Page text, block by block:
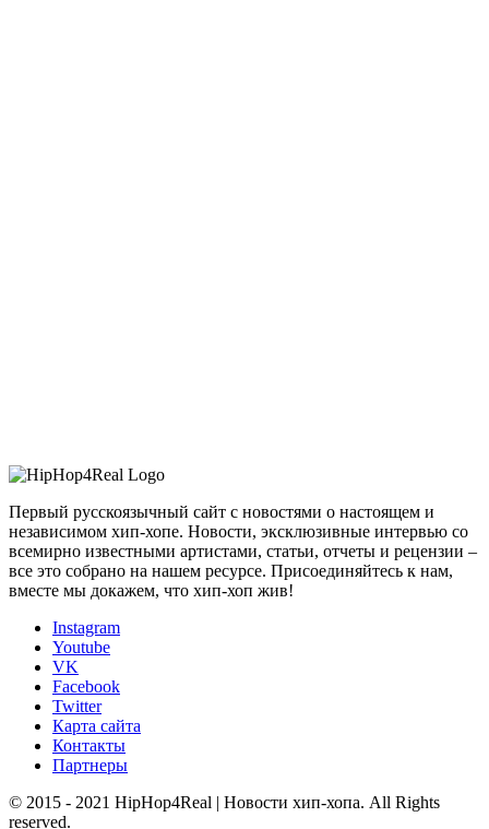
Первый русскоязычный сайт с новостями о настоящем и
независимом хип-хопе. Новости, эксклюзивные интервью со
всемирно известными артистами, статьи, отчеты и рецензии –
все это собрано на нашем ресурсе. Присоединяйтесь к нам,
вместе мы докажем, что хип-хоп жив!
Instagram
Youtube
VK
Facebook
Twitter
Карта сайта
Контакты
Партнеры
© 2015 - 2021 HipHop4Real | Новости хип-хопа. All Rights
reserved.